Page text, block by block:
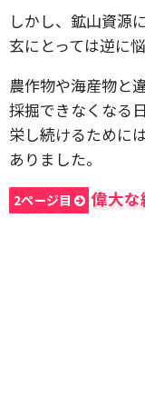
しかし、鉱山資源
玄にとっては逆に
農作物や海産物と
採掘できなくなる
栄し続けるために
ありました。
2ページ目 偉大